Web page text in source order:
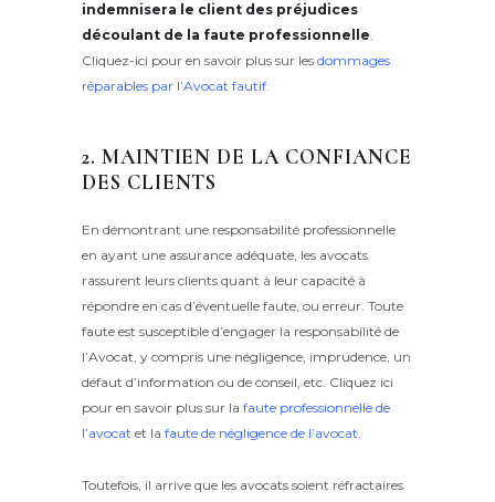
indemnisera le client des préjudices
découlant de la faute professionnelle.
Cliquez-ici pour en savoir plus sur les dommages
réparables par l’Avocat fautif.
2. MAINTIEN DE LA CONFIANCE
DES CLIENTS
En démontrant une responsabilité professionnelle
en ayant une assurance adéquate, les avocats
rassurent leurs clients quant à leur capacité à
répondre en cas d’éventuelle faute, ou erreur. Toute
faute est susceptible d’engager la responsabilité de
l’Avocat, y compris une négligence, imprudence, un
défaut d’information ou de conseil, etc. Cliquez ici
pour en savoir plus sur la faute professionnelle de
l’avocat et la faute de négligence de l’avocat
Toutefois, il arrive que les avocats soient réfractaires